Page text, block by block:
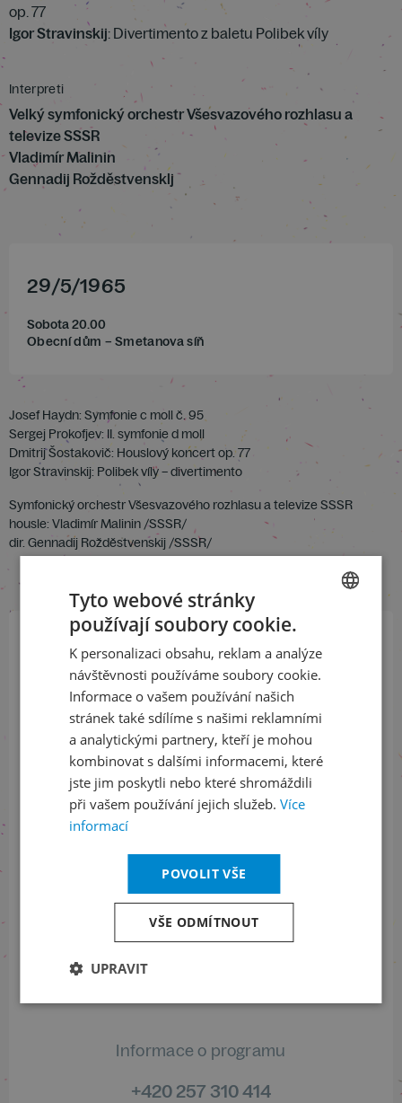
op. 77
Igor Stravinskij: Divertimento z baletu Polibek víly
Interpreti
Velký symfonický orchestr Všesvazového rozhlasu a
televize SSSR
Vladimír Malinin
Gennadij Rožděstvensklj
29/5/1965
Sobota 20.00
Obecní dům – Smetanova síň
Josef Haydn: Symfonie c moll č. 95
Sergej Prokofjev: II. symfonie d moll
Dmitrij Šostakovič: Houslový koncert op. 77
Igor Stravinskij: Polibek víly – divertimento
Symfonický orchestr Všesvazového rozhlasu a televize SSSR
housle: Vladimír Malinin /SSSR/
dir. Gennadij Rožděstvenskij /SSSR/
Přihlaste se k našemu newsletteru
a buďte jako první v obraze
ODEBÍRAT NEWSLETTER
Sledujte nás na sociálních sítích
LinkedIn
Informace o stavu objednávek
+420 461 049 232
Informace o programu
+420 257 310 414
ENGLISH
Tyto webové stránky
používají soubory cookie.
K personalizaci obsahu, reklam a analýze
návštěvnosti používáme soubory cookie.
Informace o vašem používání našich
stránek také sdílíme s našimi reklamními
a analytickými partnery, kteří je mohou
kombinovat s dalšími informacemi, které
jste jim poskytli nebo které shromáždili
při vašem používání jejich služeb. Více
informací
POVOLIT VŠE
VŠE ODMÍTNOUT
UPRAVIT